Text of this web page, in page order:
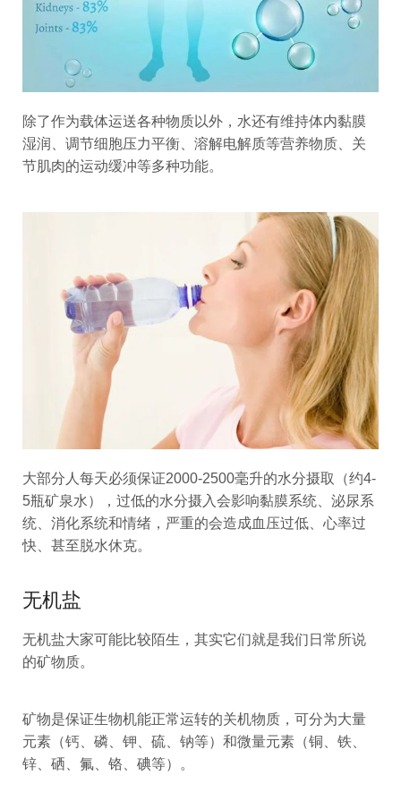
除了作为载体运送各种物质以外，水还有维持体内黏膜
湿润、调节细胞压力平衡、溶解电解质等营养物质、关
节肌肉的运动缓冲等多种功能。
大部分人每天必须保证2000-2500毫升的水分摄取（约4-
5瓶矿泉水），过低的水分摄入会影响黏膜系统、泌尿系
统、消化系统和情绪，严重的会造成血压过低、心率过
快、甚至脱水休克。
无机盐
无机盐大家可能比较陌生，其实它们就是我们日常所说
的矿物质。
矿物是保证生物机能正常运转的关机物质，可分为大量
元素（钙、磷、钾、硫、钠等）和微量元素（铜、铁、
锌、硒、氟、铬、碘等）。